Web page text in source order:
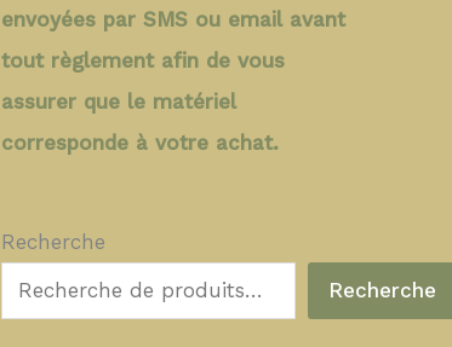
envoyées par SMS ou email avant
tout règlement afin de vous
assurer que le matériel
corresponde à votre achat.
Recherche
Recherche